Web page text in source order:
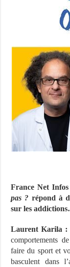
France Net
pas ? répond à
sur les
Laurent Karila :
comportements
faire du sport et
basculent dans